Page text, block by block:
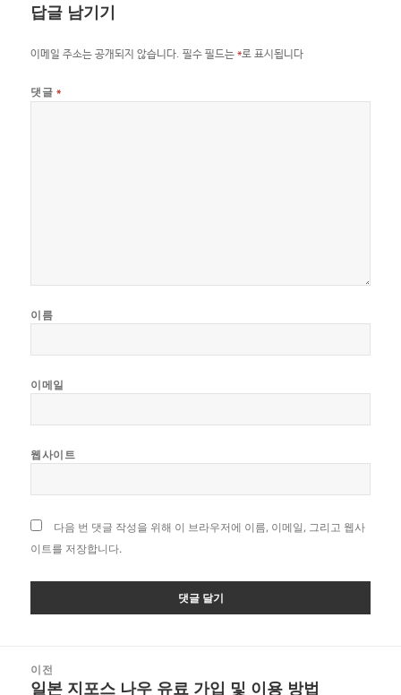
답글 남기기
이메일 주소는 공개되지 않습니다. 필수 필드는*로 표시됩니다
댓글 *
이름
이메일
웹사이트
다음 번 댓글 작성을 위해 이 브라우저에 이름, 이메일, 그리고 웹사
이트를 저장합니다.
이전
이
일본 지포스 나우 유료 가입 및 이용 방법